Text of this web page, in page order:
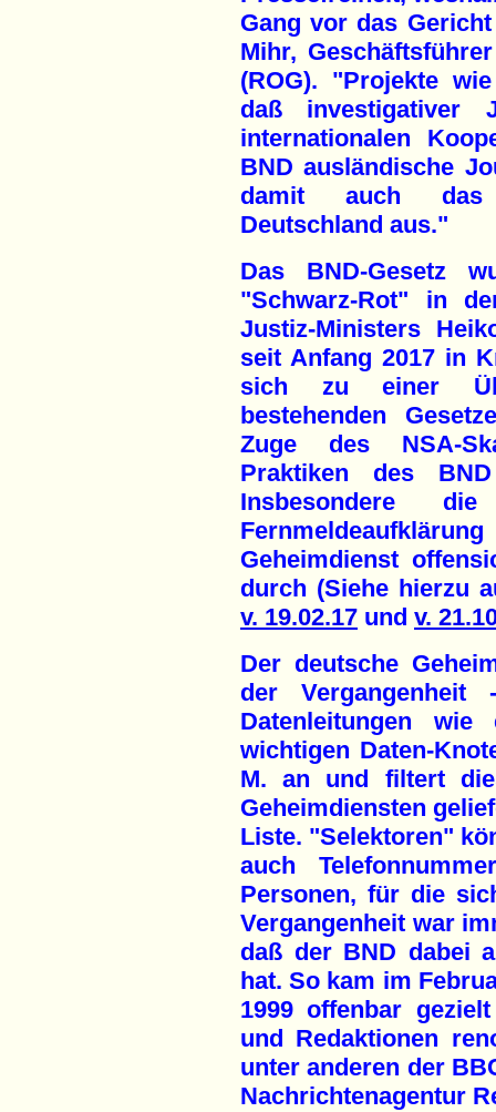
Gang vor das
Mihr,
(ROG). "Projekte
daß investigativer
internationalen
BND ausländische
damit auch das
Deutschland aus."
Das BND-Gesetz
"Schwarz-Rot" in
Justiz-Ministers
seit Anfang 2017 in
sich zu einer
bestehenden
Zuge des NSA-
Praktiken des
Insbesondere
Geheimdienst
durch (Siehe hierzu
v. 19.02.17 und v.
Der deutsche
der
Datenleitungen
wichtigen Daten-
M. an und filtert
Geheimdiensten
Liste. "Selektoren"
auch
Personen, für die
Vergangenheit war
daß der BND dabei
hat. So kam im
1999 offenbar
und Redaktionen
unter anderen der
Nachrichtenagentur